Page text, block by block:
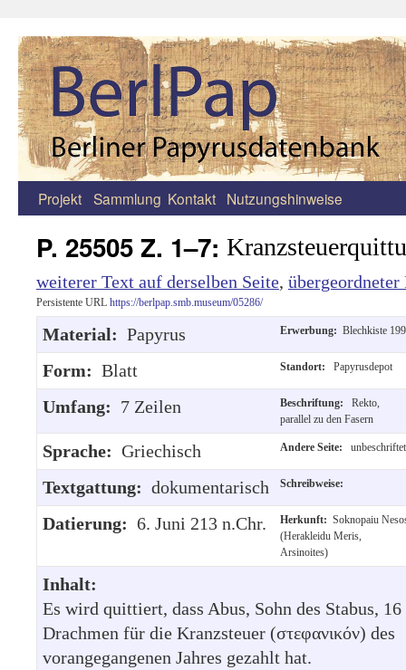
Zum
Projekt Sammlung Kontakt Nutzungshinweise
P. 25505 Z. 1–7:
weiterer Text auf derselben Seite, übergeordneter
Persistente URL https://berlpap.smb.museum/05286/
Material: Papyrus Erwerbung: Blechkiste
Form: Blatt Standort: Papyrusdepot
Umfang: 7 Zeilen Beschriftung:
Rekto,
parallel zu den Fasern
Sprache: Griechisch Andere Seite: unbeschriftet
Textgattung: dokumentarisch Schreibweise:
Datierung: 6. Juni 213 n.Chr. Herkunft: Soknopaiu
(Herakleidu Meris,
Arsinoites)
Inhalt:
Es wird quittiert, dass Abus, Sohn des Stabus, 16
Drachmen für die Kranzsteuer (στεφανικόν) des
vorangegangenen Jahres gezahlt hat.